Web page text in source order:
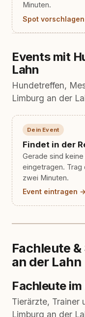
Minuten.
Spot
Events mit
Lahn
Hundetreffen,
Limburg an der
Dein Event
Findet in der
Gerade sind
eingetragen. Trag
zwei Minuten.
Event eintragen →
Fachleute
an der Lahn
Fachleute
Tierärzte, Trainer
Limburg an der